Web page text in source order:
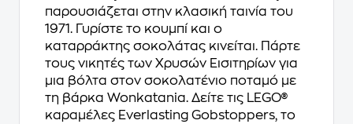
παρουσιάζεται στην κλασική ταινία του
1971. Γυρίστε το κουμπί και ο
καταρράκτης σοκολάτας κινείται. Πάρτε
τους νικητές των Χρυσών Εισιτηρίων για
μια βόλτα στον σοκολατένιο ποταμό με
τη βάρκα Wonkatania. Δείτε τις LEGO®
καραμέλες Everlasting Gobstoppers, το